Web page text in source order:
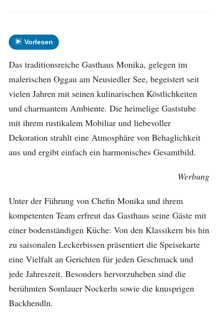
Vorlesen
Das traditionsreiche Gasthaus Monika, gelegen im
malerischen Oggau am Neusiedler See, begeistert seit
vielen Jahren mit seinen kulinarischen Köstlichkeiten
und charmantem Ambiente. Die heimelige Gaststube
mit ihrem rustikalem Mobiliar und liebevoller
Dekoration strahlt eine Atmosphäre von Behaglichkeit
aus und ergibt einfach ein harmonisches Gesamtbild.
Werbung
Unter der Führung von Chefin Monika und ihrem
kompetenten Team erfreut das Gasthaus seine Gäste mit
einer bodenständigen Küche: Von den Klassikern bis hin
zu saisonalen Leckerbissen präsentiert die Speisekarte
eine Vielfalt an Gerichten für jeden Geschmack und
jede Jahreszeit. Besonders hervorzuheben sind die
berühmten Somlauer Nockerln sowie die knusprigen
Backhendln.